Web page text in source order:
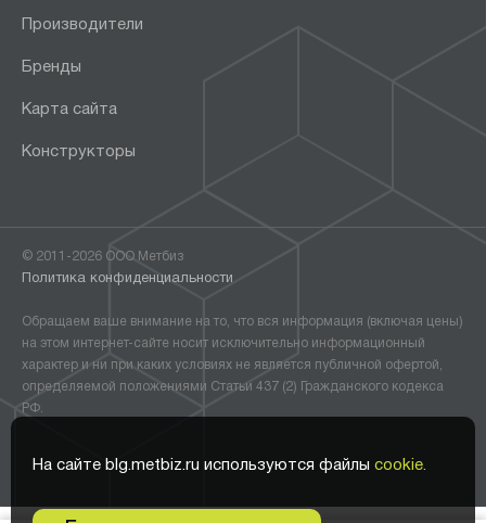
На сайте blg.metbiz.ru используются файлы cookie.
Производители
Бренды
Карта сайта
Конструкторы
© 2011-2026 ООО Метбиз
Политика конфиденциальности
Обращаем ваше внимание на то, что вся информация (включая цены)
на этом интернет-сайте носит исключительно информационный
характер и ни при каких условиях не является публичной офертой,
определяемой положениями Статьи 437 (2) Гражданского кодекса
РФ.